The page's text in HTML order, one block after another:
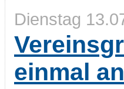
Dienstag
einmal